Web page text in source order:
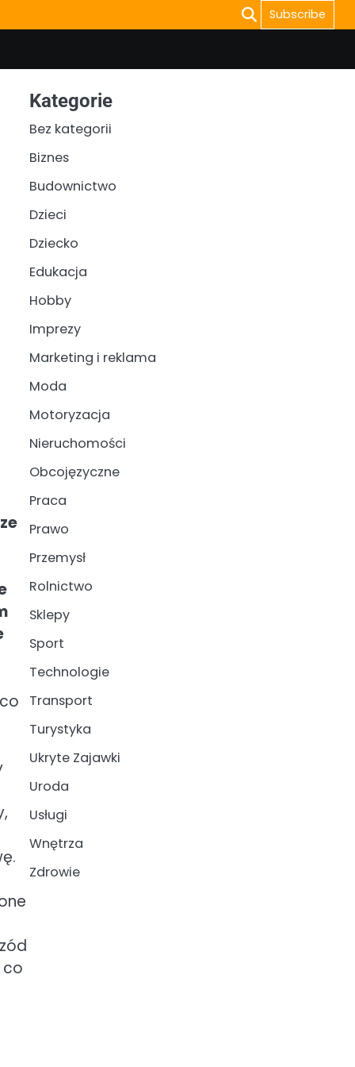
Subscribe
co
Kategorie
Bez kategorii
Biznes
Budownictwo
Dzieci
Dziecko
Edukacja
Hobby
Imprezy
Marketing i reklama
Moda
Motoryzacja
Nieruchomości
Obcojęzyczne
Praca
Prawo
Przemysł
Rolnictwo
Sklepy
Sport
Technologie
Transport
Turystyka
Ukryte Zajawki
Uroda
Usługi
Wnętrza
Zdrowie